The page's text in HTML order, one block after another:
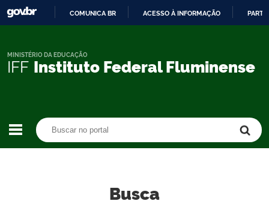
CONTEÚDO
COMUNICA BR ACESSO À INFORMAÇÃO
IFF Instituto Federal Fluminense
MINISTÉRIO DA EDUCAÇÃO
Busca